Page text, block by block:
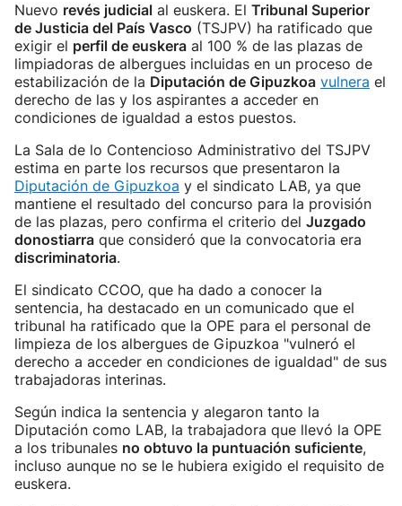
Nuevo revés judicial al euskera. El Tribunal Superior
de Justicia del País Vasco (TSJPV) ha ratificado que
exigir el perfil de euskera al 100 % de las plazas de
limpiadoras de albergues incluidas en un proceso de
estabilización de la Diputación de Gipuzkoa vulnera el
derecho de las y los aspirantes a acceder en
condiciones de igualdad a estos puestos.
La Sala de lo Contencioso Administrativo del TSJPV
estima en parte los recursos que presentaron la
Diputación de Gipuzkoa y el sindicato LAB, ya que
mantiene el resultado del concurso para la provisión
de las plazas, pero confirma el criterio del Juzgado
donostiarra que consideró que la convocatoria era
discriminatoria.
El sindicato CCOO, que ha dado a conocer la
sentencia, ha destacado en un comunicado que el
tribunal ha ratificado que la OPE para el personal de
limpieza de los albergues de Gipuzkoa "vulneró el
derecho a acceder en condiciones de igualdad" de sus
trabajadoras interinas.
Según indica la sentencia y alegaron tanto la
Diputación como LAB, la trabajadora que llevó la OPE
a los tribunales no obtuvo la puntuación suficiente,
incluso aunque no se le hubiera exigido el requisito de
euskera.